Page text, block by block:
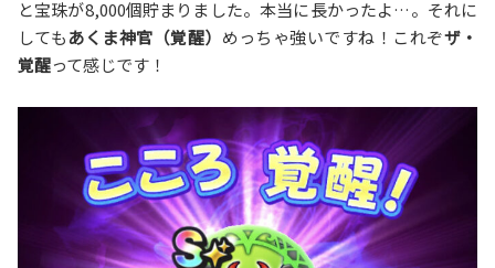
と宝珠が8,000個貯まりました。本当に長かったよ…。それに
してもあくま神官（覚醒） めっちゃ強いですね！これぞザ・
覚醒って感じです！